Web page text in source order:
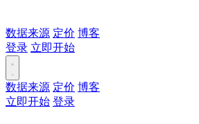
数据来源 定价 博客
登录 立即开始
数据来源 定价 博客
立即开始 登录